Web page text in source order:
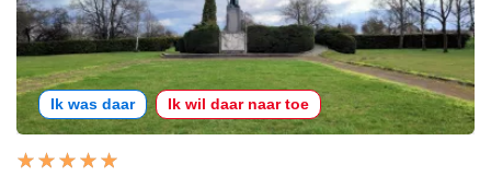
Ik was daar Ik wil daar naar toe